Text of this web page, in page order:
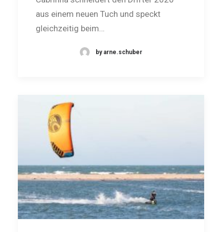
aus einem neuen Tuch und speckt
gleichzeitig beim…
by arne.schuber